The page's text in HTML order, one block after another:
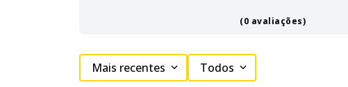
(0 avaliações)
Mais recentes Todos